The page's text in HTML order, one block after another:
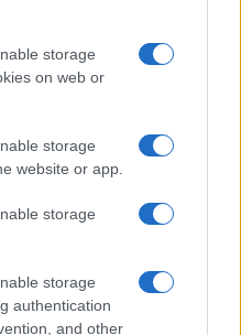
storage
on web or
storage
website or app.
storage
storage
authentication
and other
ultime news
S
a
re